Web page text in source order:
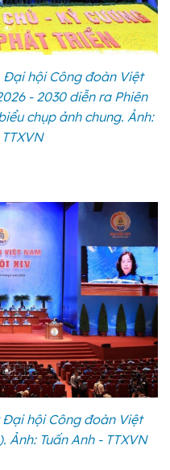
hội Công đoàn Việt
- 2030 diễn ra Phiên
chụp ảnh chung. Ảnh:
Đại hội Công đoàn Việt
Tuấn Anh - TTXVN